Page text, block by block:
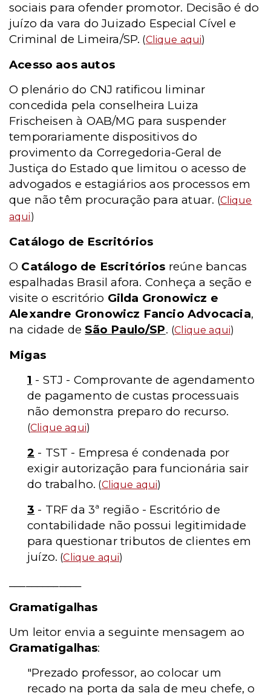
sociais para ofender promotor. Decisão é do
juízo da vara do Juizado Especial Cível e
Criminal de Limeira/SP. (Clique aqui)
Acesso aos autos
O plenário do CNJ ratificou liminar
concedida pela conselheira Luiza
Frischeisen à OAB/MG para suspender
temporariamente dispositivos do
provimento da Corregedoria-Geral de
Justiça do Estado que limitou o acesso de
advogados e estagiários aos processos em
que não têm procuração para atuar. (Clique
aqui)
Catálogo de Escritórios
O Catálogo de Escritórios reúne bancas
espalhadas Brasil afora. Conheça a seção e
visite o escritório Gilda Gronowicz e
Alexandre Gronowicz Fancio Advocacia,
na cidade deSão Paulo/SP. (Clique aqui)
Migas
1 - STJ - Comprovante de agendamento
de pagamento de custas processuais
não demonstra preparo do recurso.
(Clique aqui)
2 - TST - Empresa é condenada por
exigir autorização para funcionária sair
do trabalho. (Clique aqui)
3 - TRF da 3ª região - Escritório de
contabilidade não possui legitimidade
para questionar tributos de clientes em
juízo. (Clique aqui)
Gramatigalhas
Um leitor envia a seguinte mensagem ao
Gramatigalhas:
"Prezado professor, ao colocar um
recado na porta da sala de meu chefe, o